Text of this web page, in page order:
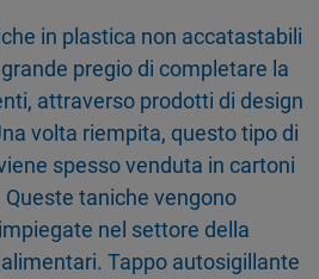
in plastica non accatastabili
grande pregio di completare la
attraverso prodotti di design
volta riempita, questo tipo di
spesso venduta in cartoni
Queste taniche vengono
nel settore della
Tappo autosigillante